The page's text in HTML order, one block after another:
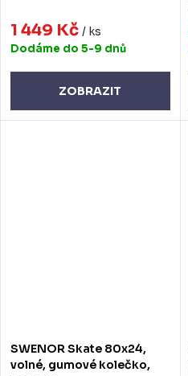
1 449 Kč / ks
Dodáme do 5-9 dnů
ZOBRAZIT
SWENOR Skate 80x24,
volné, gumové kolečko,